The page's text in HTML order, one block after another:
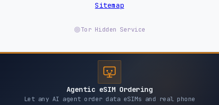
Sitemap
Tor Hidden Service
Agentic eSIM Ordering
Let any AI agent order data eSIMs and real phone